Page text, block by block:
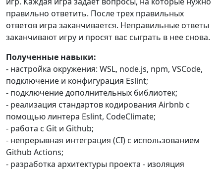
правильно ответить. После трех правильных
ответов игра заканчивается. Неправильные ответы
заканчивают игру и просят вас сыграть в нее снова.
Полученные навыки:
- настройка окружения: WSL, node.js, npm, VSCode,
подключение и конфигурация Eslint;
- подключение дополнительных библиотек;
- реализация стандартов кодирования Airbnb с
помощью линтера Eslint, CodeClimate;
- работа с Git и Github;
- непрерывная интеграция (CI) с использованием
Github Actions;
- разработка архитектуры проекта - изоляция